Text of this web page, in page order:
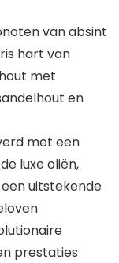
van absint
hart van
met
en
met een
luxe oliën,
uitstekende
prestaties